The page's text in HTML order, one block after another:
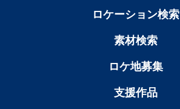
ロケーション検索
素材検索
ロケ地募集
支援作品